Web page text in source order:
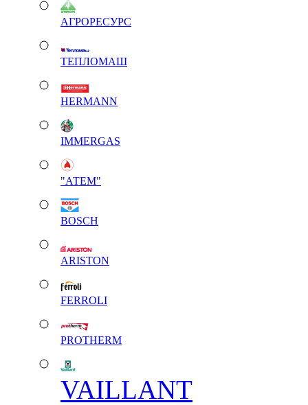
АГРОРЕСУРС
ТЕПЛОМАШ
HERMANN
IMMERGAS
"АТЕМ"
BOSCH
ARISTON
FERROLI
PROTHERM
VAILLANT